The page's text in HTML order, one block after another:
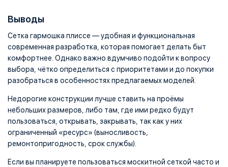
Выводы
Сетка гармошка плиссе — удобная и функциональная
современная разработка, которая помогает делать быт
комфортнее. Однако важно вдумчиво подойти к вопросу
выбора, чётко определиться с приоритетами и до покупки
разобраться в особенностях предлагаемых моделей.
Недорогие конструкции лучше ставить на проёмы
небольших размеров, либо там, где ими редко будут
пользоваться, открывать, закрывать, так как у них
ограниченный «ресурс» (выносливость,
ремонтопригодность, срок службы).
Если вы планируете пользоваться москитной сеткой часто и